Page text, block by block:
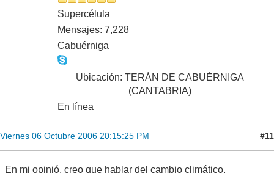
Supercélula
Mensajes: 7,228
Cabuérniga
Ubicación: TERÁN DE CABUÉRNIGA
(CANTABRIA)
En línea
Viernes 06 Octubre 2006 20:15:25 PM #11
En mi opinió, creo que hablar del cambio climático,